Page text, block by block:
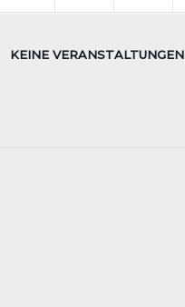
KEINE VERANSTALTUNGEN